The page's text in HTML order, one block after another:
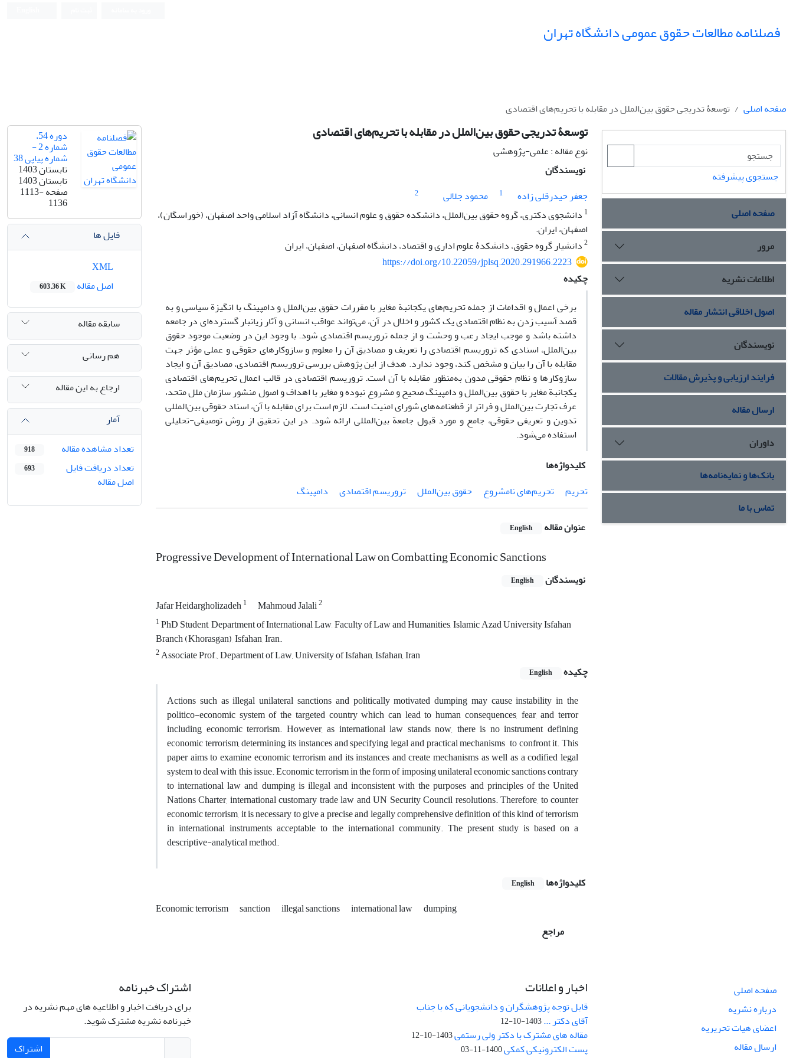
فصلنامه مطالعات حقوق عمومی دانشگاه تهران
صفحه اصلی توسعۀ تدریجی حقوق بین‌الملل در مقابله با تحریم‌های اقتصادی
توسعۀ تدریجی حقوق بین‌الملل در مقابله با تحریم‌های اقتصادی
نوع مقاله : علمی-پژوهشی
نویسندگان
جعفر حیدرقلی زاده
1 محمود جلالی
2
1 دانشجوی دکتری، گروه حقوق بین‌الملل، دانشکده حقوق و علوم انسانی، دانشگاه آزاد اسلامی واحد اصفهان، (خوراسگان)،
اصفهان، ‏ایران. ‏
2دانشیار گروه حقوق، دانشکدۀ علوم اداری و اقتصاد، دانشگاه اصفهان، اصفهان، ایران
https://doi.org/10.22059/jplsq.2020.291966.2223
چکیده
برخی اعمال و اقدامات از جمله تحریم‌های یکجانبة مغایر با مقررات حقوق بین‌الملل و دامپینگ با انگیزة سیاسی و به
قصد آسیب زدن به نظام اقتصادی یک کشور و اخلال در آن، می‌تواند عواقب انسانی و آثار زیانبار گسترده‌ای در جامعه
داشته باشد و موجب ایجاد رعب و وحشت و از جمله تروریسم اقتصادی شود. با وجود این در وضعیت موجود حقوق
بین‌الملل، اسنادی که تروریسم اقتصادی را تعریف و مصادیق آن را معلوم و سازوکارهای حقوقی و عملی مؤثر جهت
مقابله با آن را بیان و مشخص کند، وجود ندارد. هدف از این پژوهش بررسی تروریسم اقتصادی، مصادیق آن و ایجاد
سازوکارها و نظام حقوقی مدون به‌منظور مقابله با آن است. تروریسم اقتصادی در قالب اعمال تحریم‌های اقتصادی
یکجانبة مغایر با حقوق بین‌الملل و دامپینگ صحیح و مشروع نبوده و مغایر با اهداف و اصول منشور سازمان ملل متحد،
عرف تجارت بین‌الملل و فراتر از قطعنامه‌های شورای امنیت است. لازم است برای مقابله با آن، اسناد حقوقی بین‌المللی
تدوین و تعریفی حقوقی، جامع و مورد قبول جامعة بین‌المللی ارائه شود. در این تحقیق از روش توصیفی-تحلیلی
استفاده می‌شود.
کلیدواژه‌ها
تحریم
تحریم‌های نامشروع حقوق بین‌الملل تروریسم اقتصادی دامپینگ
عنوان مقاله English
Progressive Development of International Law on Combatting Economic Sanctions
نویسندگان English
Jafar Heidargholizadeh1 Mahmoud Jalali2
1PhD Student, Department of International Law, Faculty of Law and Humanities, Islamic Azad University Isfahan
Branch ‎‎(Khorasgan), Isfahan, Iran.‎
2Associate Prof., Department of Law, University of Isfahan, Isfahan, Iran
چکیده
English
Actions such as illegal unilateral sanctions and politically motivated dumping may cause instability in the
politico-economic system of the targeted country which can lead to human consequences, fear, and terror
including economic terrorism. However, as international law stands now, there is no instrument defining
economic terrorism, determining its instances and specifying legal and practical mechanisms to confront it. This
paper aims to examine economic terrorism and its instances and create mechanisms as well as a codified legal
system to deal with this issue. Economic terrorism in the form of imposing unilateral economic sanctions contrary
to international law and dumping is illegal and inconsistent with the purposes and principles of the United
Nations Charter, international customary trade law and UN Security Council resolutions. Therefore, to counter
economic terrorism, it is necessary to give a precise and legally comprehensive definition of this kind of terrorism
in international instruments acceptable to the international community. The present study is based on a
descriptive-analytical method.
کلیدواژه‌ها English
Economic terrorism sanction illegal sanctions international law
dumping
مراجع
دوره 54،
شماره 2 -
شماره پیاپی 38
تابستان 1403
تابستان 1403
صفحه1113-
1136
فایل ها
اصل مقاله
603.36 K
سابقه مقاله
هم رسانی
ارجاع به این مقاله
آمار
تعداد مشاهده مقاله
918
تعداد دریافت فایل
اصل مقاله
693
جستجوی پیشرفته
صفحه اصلی
مرور
اطلاعات نشریه
اصول اخلاقی انتشار مقاله
نویسندگان
فرایند ارزیابی و پذیرش مقالات
ارسال مقاله
داوران
بانک‌ها و نمایه‌نامه‌ها
تماس با ما
صفحه اصلی
درباره نشریه
اعضای هیات تحریریه
ارسال مقاله
اخبار و اعلانات
قابل توجه پژوهشگران و دانشجویانی که با جناب
آقای دکتر ...1403-10-12
مقاله های مشترک با دکتر ولی رستمی1403-10-12
پست الکترونیکی کمکی1400-11-03
اشتراک خبرنامه
برای دریافت اخبار و اطلاعیه های مهم نشریه در
خبرنامه نشریه مشترک شوید.
اشتراک